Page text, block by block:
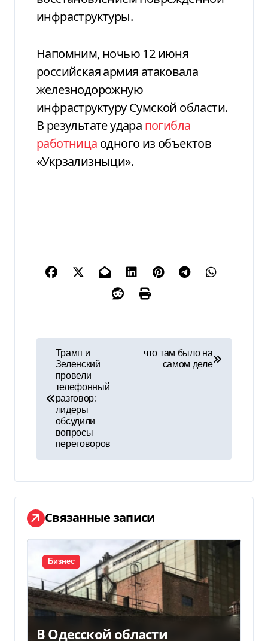
инфраструктуры.
Напомним, ночью 12 июня
российская армия атаковала
железнодорожную
инфраструктуру Сумской области.
В результате удара погибла
работница одного из объектов
«Укрзализныци».
в
ц
и
я
п
о
з
Трамп и
Зеленский
провели
телефонный
разговор:
лидеры
обсудили
вопросы
переговоров
что там было на
самом деле
Связанные записи
Бизнес
В Одесской области